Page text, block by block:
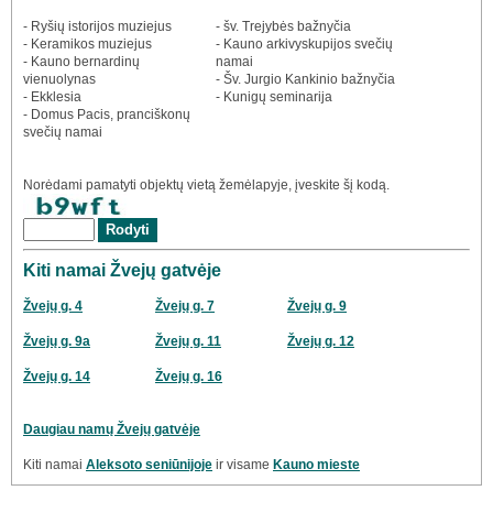
- Ryšių istorijos muziejus
- Keramikos muziejus
- Kauno bernardinų
vienuolynas
- Ekklesia
- Domus Pacis, pranciškonų
svečių namai
- šv. Trejybės bažnyčia
- Kauno arkivyskupijos svečių
namai
- Šv. Jurgio Kankinio bažnyčia
- Kunigų seminarija
Norėdami pamatyti objektų vietą žemėlapyje, įveskite šį kodą.
Kiti namai Žvejų gatvėje
Žvejų g. 4 Žvejų g. 7 Žvejų g. 9
Žvejų g. 9a Žvejų g. 11 Žvejų g. 12
Žvejų g. 14 Žvejų g. 16
Daugiau namų Žvejų gatvėje
Kiti namai Aleksoto seniūnijoje ir visame Kauno mieste